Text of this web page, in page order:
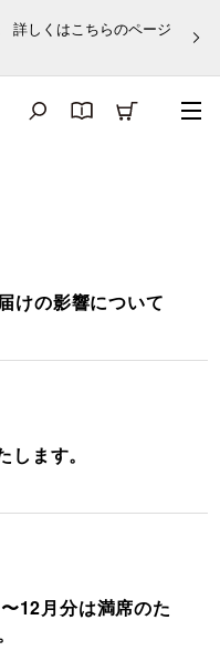
詳しくはこちらのページ
けの影響について
ます。
12月分は満席のた